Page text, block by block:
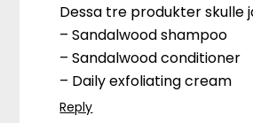
Dessa tre produkter skulle
– Sandalwood shampoo
– Sandalwood conditioner
– Daily exfoliating cream
Reply